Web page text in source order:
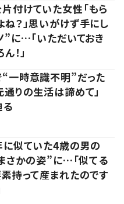
付けていた女性「もら
ね？」思いがけず手にし
”に…「いただいておき
！」
一時意識不明”だった
りの生活は諦めて」
に似ていた4歳の男の
さかの姿”に…「似てる
素持って産まれたのです